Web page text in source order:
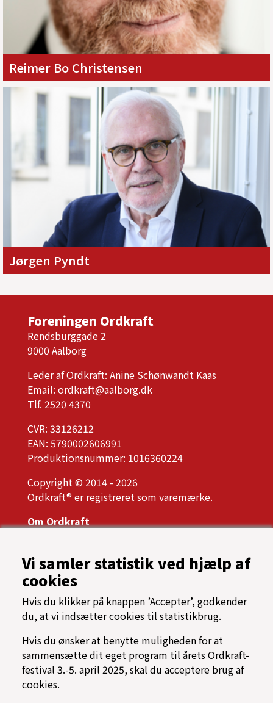
Reimer Bo Christensen
Jørgen Pyndt
Foreningen Ordkraft
Rendsburggade 2
9000 Aalborg
Leder af Ordkraft: Anine Schønwandt Kaas
Email: ordkraft@aalborg.dk
Tlf. 2520 4370
CVR: 33126212
EAN: 5790002606991
Produktionsnummer: 1016360224
Copyright © 2014 - 2026
Ordkraft® er registreret som varemærke.
Om Ordkraft
Presse
Samarbejdspartnere
Tilgængelighed
Oftest stillede spørgsmål
Cookiespolitik
Programarkiv
→ Find vej til Nordkraft
⟳ Find rundt på Ordkraft
Vi samler statistik ved hjælp af
cookies
Hvis du klikker på knappen ’Accepter’, godkender
du, at vi indsætter cookies til statistikbrug.
Hvis du ønsker at benytte muligheden for at
sammensætte dit eget program til årets Ordkraft-
festival 3.-5. april 2025, skal du acceptere brug af
cookies.